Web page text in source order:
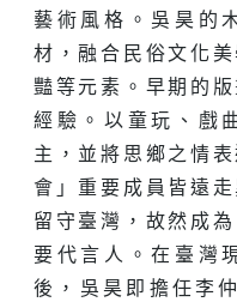
藝術風格。吳昊的
材，融合民俗文化
豔等元素。早期的
經驗。以童玩、戲
主，並將思鄉之情
會」重要成員皆遠
留守臺灣，故然成
要代言人。在臺灣
後，吳昊即擔任李